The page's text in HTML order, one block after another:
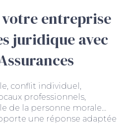
entreprise
juridique avec
conflit individuel,
professionnels,
de la personne morale…
une réponse adaptée